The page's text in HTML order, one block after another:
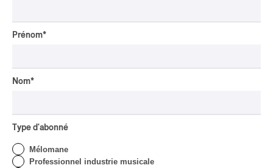
ans de carrière
TRAD QUÉBÉCOIS/TRADITIONNEL
CLASSIQUE OCCIDENTAL
Prénom*
Nom*
Type d'abonné
Mélomane
Professionnel industrie musicale